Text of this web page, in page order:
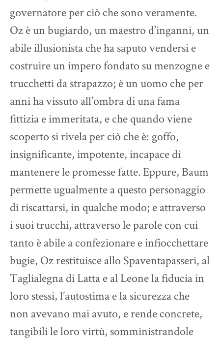
governatore per ciò che sono veramente.
Oz è un bugiardo, un maestro d’inganni, un
abile illusionista che ha saputo vendersi e
costruire un impero fondato su menzogne e
trucchetti da strapazzo; è un uomo che per
anni ha vissuto all’ombra di una fama
fittizia e immeritata, e che quando viene
scoperto si rivela per ciò che è: goffo,
insignificante, impotente, incapace di
mantenere le promesse fatte. Eppure, Baum
permette ugualmente a questo personaggio
di riscattarsi, in qualche modo; e attraverso
i suoi trucchi, attraverso le parole con cui
tanto è abile a confezionare e infiocchettare
bugie, Oz restituisce allo Spaventapasseri, al
Taglialegna di Latta e al Leone la fiducia in
loro stessi, l’autostima e la sicurezza che
non avevano mai avuto, e rende concrete,
tangibili le loro virtù, somministrandole